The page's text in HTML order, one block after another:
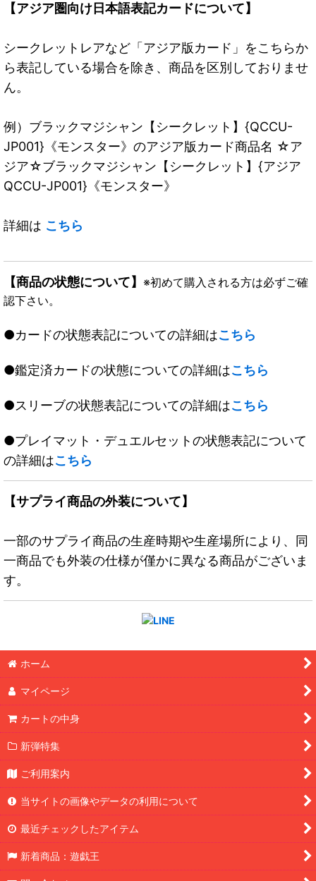
【アジア圏向け日本語表記カードについて】
シークレットレアなど「アジア版カード」をこちらか
ら表記している場合を除き、商品を区別しておりませ
ん。
例）ブラックマジシャン【シークレット】{QCCU-
JP001}《モンスター》のアジア版カード商品名 ☆ア
ジア☆ブラックマジシャン【シークレット】{アジア
QCCU-JP001}《モンスター》
詳細は こちら
【商品の状態について】 ※初めて購入される方は必ずご確
認下さい。
●カードの状態表記についての詳細はこちら
●鑑定済カードの状態についての詳細はこちら
●スリーブの状態表記についての詳細はこちら
●プレイマット・デュエルセットの状態表記について
の詳細はこちら
【サプライ商品の外装について】
一部のサプライ商品の生産時期や生産場所により、同
一商品でも外装の仕様が僅かに異なる商品がございま
す。
ホーム
マイページ
カートの中身
新弾特集
ご利用案内
当サイトの画像やデータの利用について
最近チェックしたアイテム
新着商品：遊戯王